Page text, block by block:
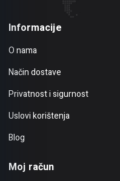
Informacije
O nama
Način dostave
Privatnost i sigurnost
Uslovi korištenja
Blog
Moj račun